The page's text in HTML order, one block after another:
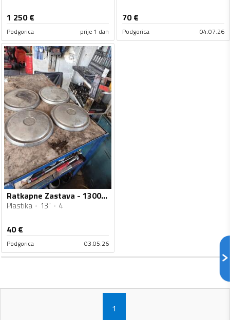
1 250€
Podgorica prije 1 dan
70€
Podgorica 04.07.26
Ratkapne Zastava - 1300 - 13" - 4 kom.
Plastika 13" 4
40€
Podgorica 03.05.26
1